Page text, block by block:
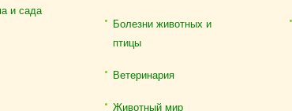
и сада
Болезни животных и
птицы
Ветеринария
Животный мир